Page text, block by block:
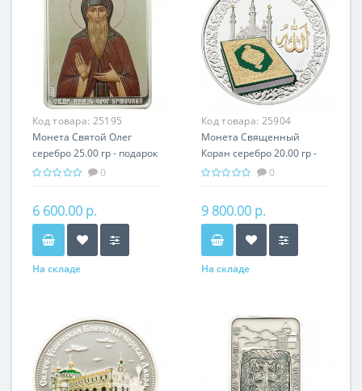
Код товара: 25195
Монета Святой Олег
серебро 25.00 гр - подарок
икона имени0
6 600.00 р.
На складе
Код товара: 25904
Монета Священный
Кoран серебро 20.00 гр -
религия Ислам
0
9 800.00 р.
На складе